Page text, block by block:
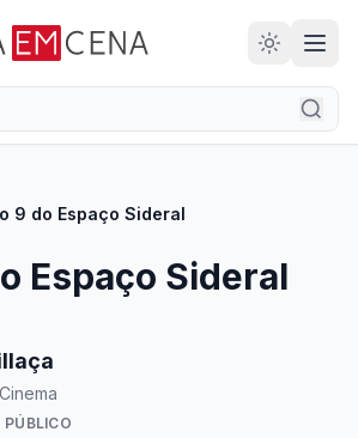
28
ANOS
9 do Espaço Sideral
Espaço Sideral
PÚBLICO